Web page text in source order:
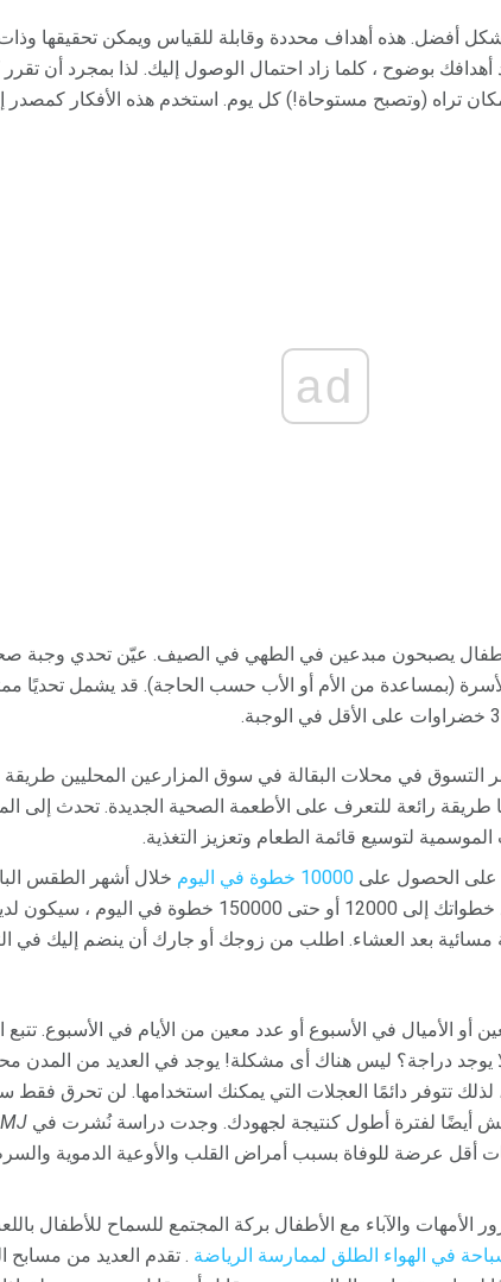
أفضل. هذه أهداف محددة وقابلة للقياس ويمكن تحقيقها
أهدافك بوضوح ، كلما زاد احتمال الوصول إليك. لذا بمجرد أن
تراه (وتصبح مستوحاة!) كل يوم. استخدم هذه الأفكار كمصدر
ad
يصبحون مبدعين في الطهي في الصيف. عيّن تحدي وجبة
(بمساعدة من الأم أو الأب حسب الحاجة). قد يشمل تحديًا
التسوق في محلات البقالة في سوق المزارعين المحليين
طريقة رائعة للتعرف على الأطعمة الصحية الجديدة. تحدث إلى
لتوسيع قائمة الطعام وتعزيز التغذية.
على الحصول على 10000 خطوة في اليوم
خلال أشهر الطقس
آلاف أخرى في الصيف. من خلال زيادة عدد خطواتك إلى 12000 أو حتى
مسائية بعد العشاء. اطلب من زوجك أو جارك أن ينضم إليك في
أو الأميال في الأسبوع أو عدد معين من الأيام في الأسبوع.
لا يوجد دراجة؟ ليس هناك أى مشكلة! يوجد في العديد من المدن
تتوفر دائمًا العجلات التي يمكنك استخدامها. لن تحرق فقط
أيضًا لفترة أطول كنتيجة لجهودك. وجدت دراسة نُشرت في
أقل عرضة للوفاة بسبب أمراض القلب والأوعية الدموية
الأمهات والآباء مع الأطفال بركة المجتمع للسماح للأطفال
في الهواء الطلق لممارسة الرياضة . تقدم العديد من مسابح